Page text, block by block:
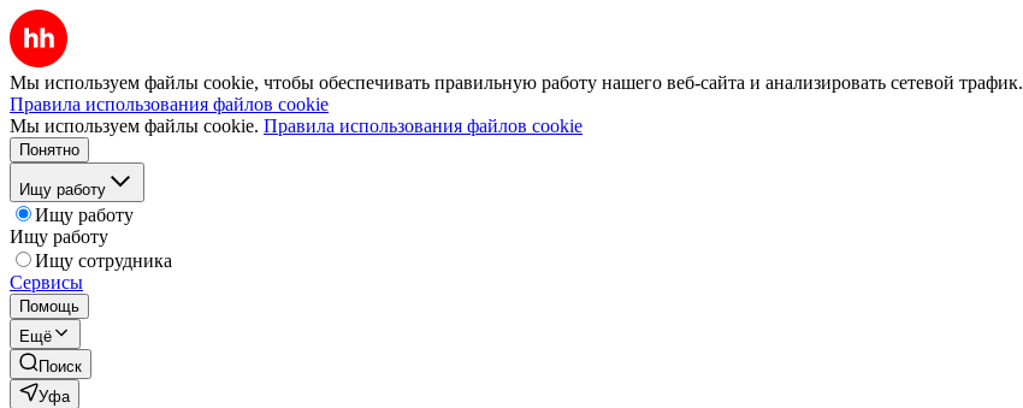
Мы используем файлы cookie, чтобы обеспечивать правильную работу нашего веб-сайта и анализировать сетевой трафик.
Правила использования файлов cookie
Мы используем файлы cookie. Правила использования файлов cookie
Понятно
Ищу работу
Ищу работу
Ищу работу
Ищу сотрудника
Сервисы
Помощь
Ещё
Поиск
Уфа